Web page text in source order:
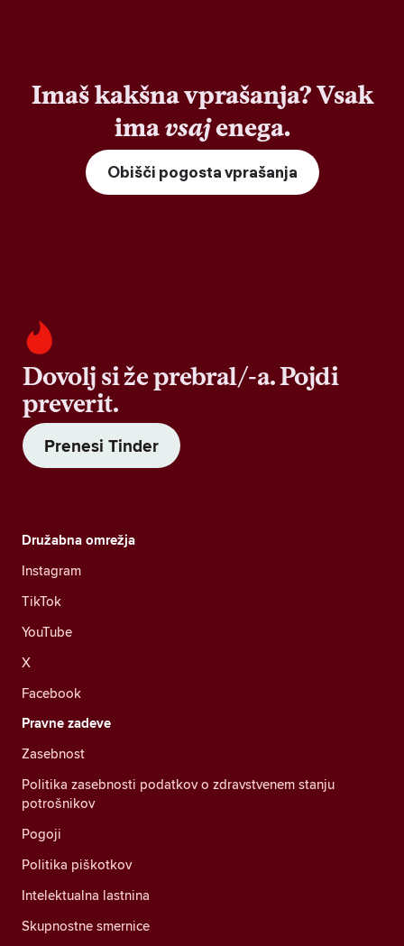
Imaš kakšna vprašanja? Vsak
imavsajenega.
Obišči pogosta vprašanja
Dovolj si že prebral/-a. Pojdi
preverit.
Prenesi Tinder
Družabna omrežja
Instagram
TikTok
YouTube
X
Facebook
Pravne zadeve
Zasebnost
Politika zasebnosti podatkov o zdravstvenem stanju
potrošnikov
Pogoji
Politika piškotkov
Intelektualna lastnina
Skupnostne smernice